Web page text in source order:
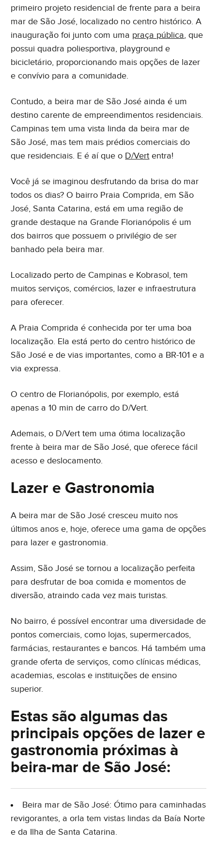
primeiro projeto residencial de frente para a beira
mar de São José, localizado no centro histórico. A
inauguração foi junto com uma praça pública, que
possui quadra poliesportiva, playground e
bicicletário, proporcionando mais opções de lazer
e convívio para a comunidade.
Contudo, a beira mar de São José ainda é um
destino carente de empreendimentos residenciais.
Campinas tem uma vista linda da beira mar de
São José, mas tem mais prédios comerciais do
que residenciais. E é aí que o D/Vert entra!
Você já se imaginou desfrutando da brisa do mar
todos os dias? O bairro Praia Comprida, em São
José, Santa Catarina, está em uma região de
grande destaque na Grande Florianópolis é um
dos bairros que possuem o privilégio de ser
banhado pela beira mar.
Localizado perto de Campinas e Kobrasol, tem
muitos serviços, comércios, lazer e infraestrutura
para oferecer.
A Praia Comprida é conhecida por ter uma boa
localização. Ela está perto do centro histórico de
São José e de vias importantes, como a BR-101 e a
via expressa.
O centro de Florianópolis, por exemplo, está
apenas a 10 min de carro do D/Vert.
Ademais, o D/Vert tem uma ótima localização
frente à beira mar de São José, que oferece fácil
acesso e deslocamento.
Lazer e Gastronomia
A beira mar de São José cresceu muito nos
últimos anos e, hoje, oferece uma gama de opções
para lazer e gastronomia.
Assim, São José se tornou a localização perfeita
para desfrutar de boa comida e momentos de
diversão, atraindo cada vez mais turistas.
No bairro, é possível encontrar uma diversidade de
pontos comerciais, como lojas, supermercados,
farmácias, restaurantes e bancos. Há também uma
grande oferta de serviços, como clínicas médicas,
academias, escolas e instituições de ensino
superior.
Estas são algumas das
principais opções de lazer e
gastronomia próximas à
beira-mar de São José:
Beira mar de São José: Ótimo para caminhadas
revigorantes, a orla tem vistas lindas da Baía Norte
e da Ilha de Santa Catarina.